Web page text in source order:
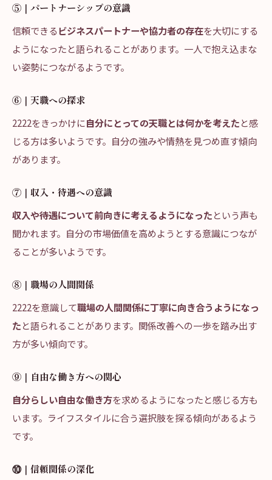
⑤｜パートナーシップの意識
信頼できるビジネスパートナーや協力者の存在を大切にする
ようになったと語られることがあります。一人で抱え込まな
い姿勢につながるようです。
⑥｜天職への探求
2222をきっかけに自分にとっての天職とは何かを考えたと感
じる方は多いようです。自分の強みや情熱を見つめ直す傾向
があります。
⑦｜収入・待遇への意識
収入や待遇について前向きに考えるようになったという声も
聞かれます。自分の市場価値を高めようとする意識につなが
ることが多いようです。
⑧｜職場の人間関係
2222を意識して職場の人間関係に丁寧に向き合うようになっ
たと語られることがあります。関係改善への一歩を踏み出す
方が多い傾向です。
⑨｜自由な働き方への関心
自分らしい自由な働き方を求めるようになったと感じる方も
います。ライフスタイルに合う選択肢を探る傾向があるよう
です。
⑩｜信頼関係の深化